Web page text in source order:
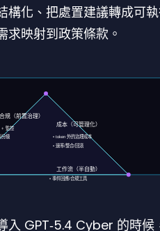
構化、把處置建議轉成可
求映射到政策條款。
合規（前置治理）
+ 監控
分級
成本（可管理化）
• token 外的治理成本
• 速率/整合/回滾
工作流（半自動）
• 事件回應/合規工具
入 GPT‑5.4 Cyber 的時候